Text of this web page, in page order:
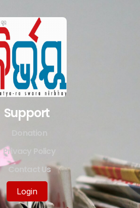
Support
Privacy Policy
Contact Us
Login